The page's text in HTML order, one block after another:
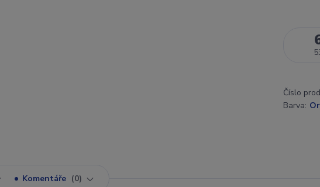
Číslo
Barva:
Komentáře 0